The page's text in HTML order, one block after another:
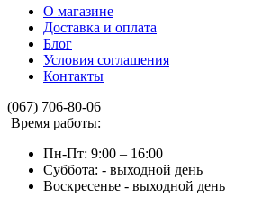
О магазине
Доставка и оплата
Блог
Условия соглашения
Контакты
(067) 706-80-06
Время работы:
Пн-Пт: 9:00 – 16:00
Суббота: - выходной день
Воскресенье - выходной день